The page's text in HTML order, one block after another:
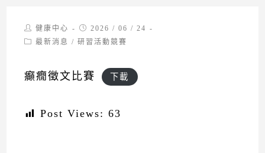
Post
author:
健康中心
Post
published:
2026 / 06 / 24
Post最新消息 / 研習活動競賽
癲癇徵文比賽 下載
Post Views: 63